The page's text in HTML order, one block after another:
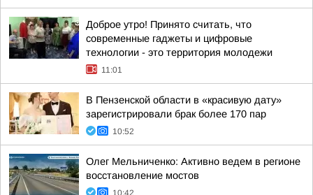
Доброе утро! Принято считать, что
современные гаджеты и цифровые
технологии - это территория молодежи
11:01
В Пензенской области в «красивую дату»
зарегистрировали брак более 170 пар
10:52
Олег Мельниченко: Активно ведем в регионе
восстановление мостов
10:42